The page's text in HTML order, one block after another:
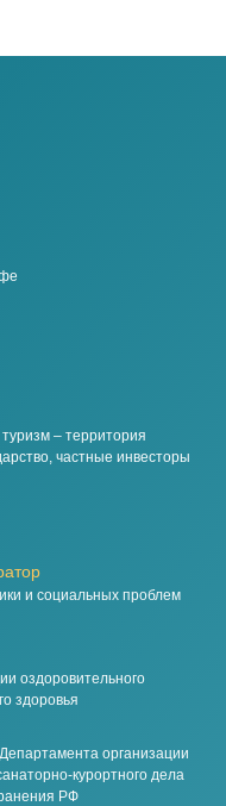
– территория
частные инвесторы
и социальных проблем
оздоровительного
здоровья
организации
курортного дела
РФ